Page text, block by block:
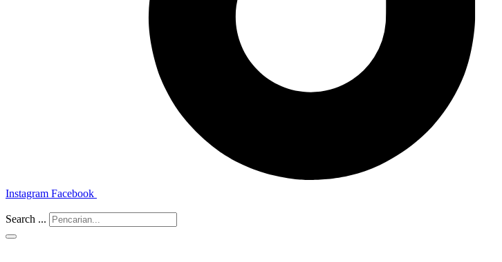
Instagram Facebook
Search ...